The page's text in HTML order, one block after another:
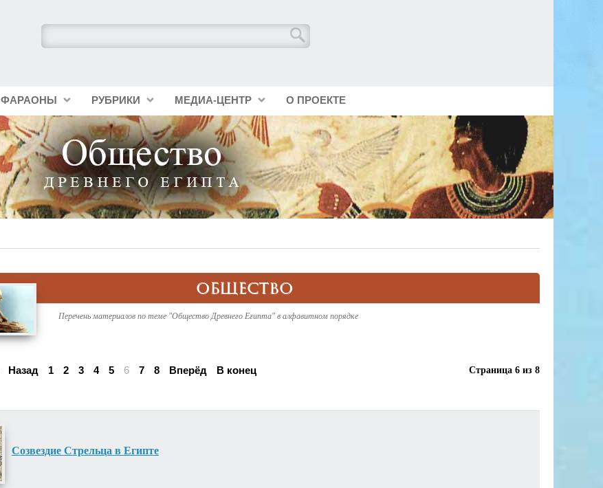
ФАРАОНЫ РУБРИКИ МЕДИА-ЦЕНТР О ПРОЕКТЕ
ОБЩЕСТВО
Перечень материалов по теме "Общество Древнего Египта" в алфавитном порядке
Страница 6 из 8
Назад 1 2 3 4 5 6 7 8 Вперёд В конец
Созвездие Стрельца в Египте